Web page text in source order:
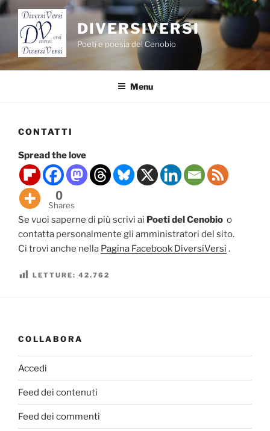
Salta
al
contenuto
DIVERSIVERSI
Poeti e poesia del Cenobio
Menu
CONTATTI
Spread the love
0
Shares
Se vuoi saperne di più scrivi ai Poeti del Cenobio o
contatta personalmente gli amministratori del sito.
Ci trovi anche nella Pagina Facebook DiversiVersi .
LETTURE: 42.762
COLLABORA
Accedi
Feed dei contenuti
Feed dei commenti